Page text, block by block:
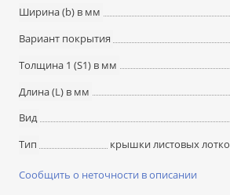
Ширина (b) в мм
Вариант покрытия
Толщина 1 (S1) в мм
Длина (L) в мм
Вид
Тип
крышки листовых
Сообщить о неточности в описании